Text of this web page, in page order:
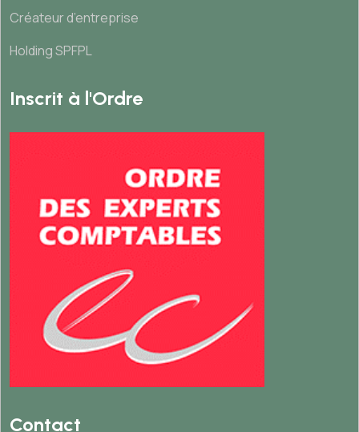
Créateur d’entreprise
Holding SPFPL
Inscrit à l'Ordre
Contact